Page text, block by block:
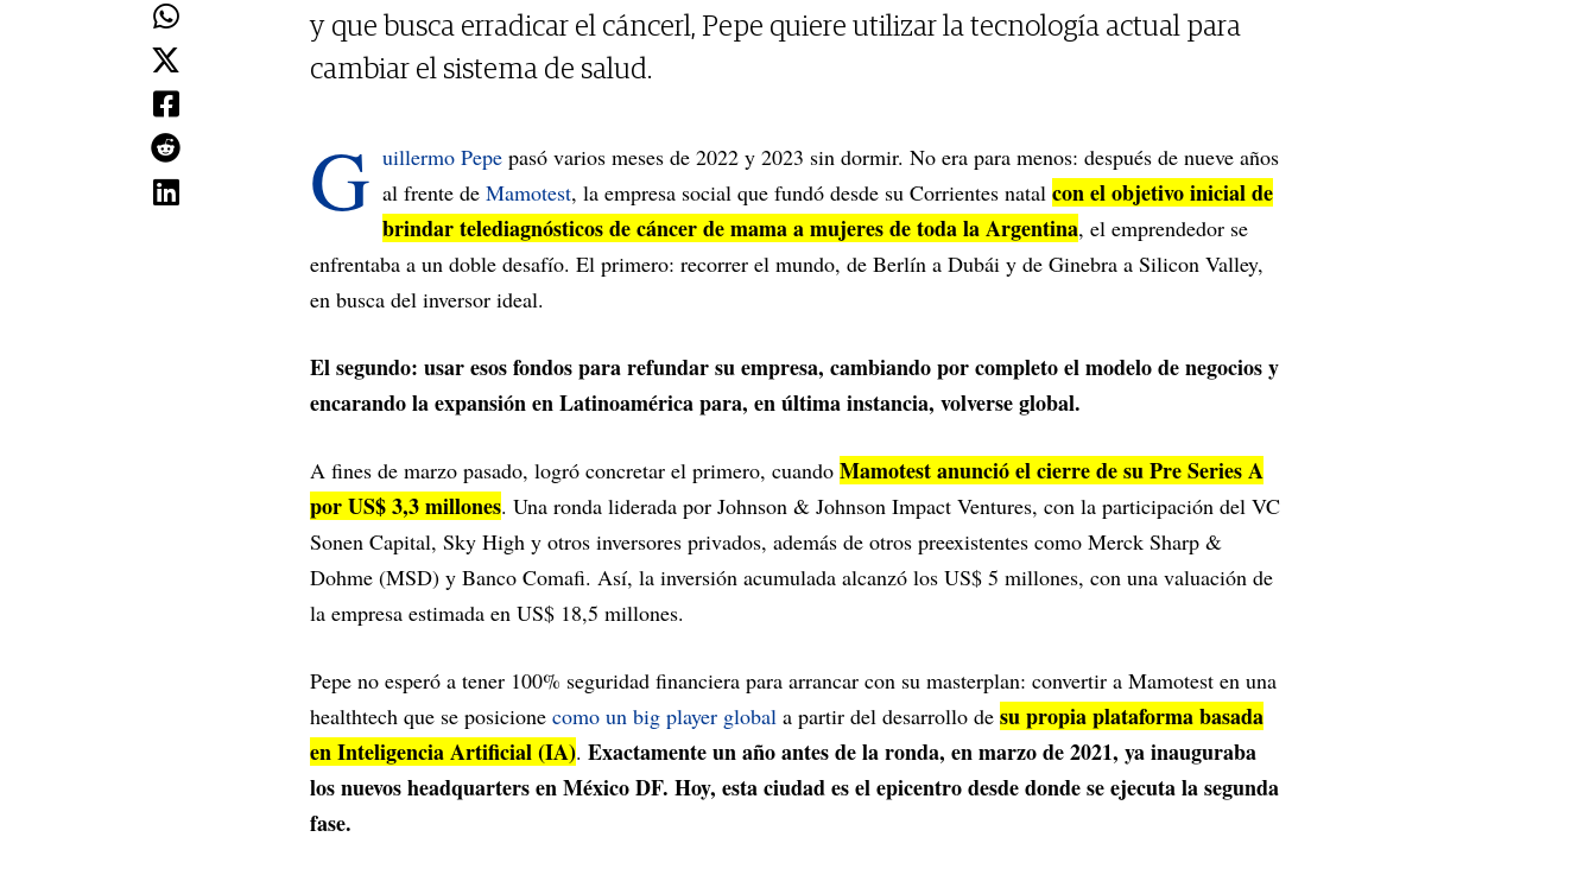
y que busca erradicar el cáncerl, Pepe quiere utilizar la tecnología actual para
cambiar el sistema de salud.
G uillermo Pepe pasó varios meses de 2022 y 2023 sin dormir. No era para menos: después de nueve años
al frente de Mamotest, la empresa social que fundó desde su Corrientes natal con el objetivo inicial de
brindar telediagnósticos de cáncer de mama a mujeres de toda la Argentina, el emprendedor se
enfrentaba a un doble desafío. El primero: recorrer el mundo, de Berlín a Dubái y de Ginebra a Silicon Valley,
en busca del inversor ideal.
El segundo: usar esos fondos para refundar su empresa, cambiando por completo el modelo de negocios y
encarando la expansión en Latinoamérica para, en última instancia, volverse global.
A fines de marzo pasado, logró concretar el primero, cuando Mamotest anunció el cierre de su Pre Series A
por US$ 3,3 millones. Una ronda liderada por Johnson & Johnson Impact Ventures, con la participación del VC
Sonen Capital, Sky High y otros inversores privados, además de otros preexistentes como Merck Sharp &
Dohme (MSD) y Banco Comafi. Así, la inversión acumulada alcanzó los US$ 5 millones, con una valuación de
la empresa estimada en US$ 18,5 millones.
Pepe no esperó a tener 100% seguridad financiera para arrancar con su masterplan: convertir a Mamotest en una
healthtech que se posicione como un big player global a partir del desarrollo de su propia plataforma basada
en Inteligencia Artificial (IA). Exactamente un año antes de la ronda, en marzo de 2021, ya inauguraba
los nuevos headquarters en México DF. Hoy, esta ciudad es el epicentro desde donde se ejecuta la segunda
fase.